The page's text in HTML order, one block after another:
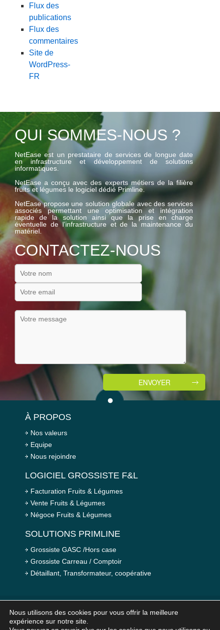
Flux des
publications
Flux des
commentaires
Site de
WordPress-
FR
QUI SOMMES-NOUS ?
NetEase est un prestataire de services de longue date
en infrastructure et développement de solutions
informatiques.
NetEase a conçu avec des experts métiers de la filière
fruits et légumes le logiciel dédié Primline.
NetEase propose une solution globale avec des services
associés permettant une optimisation et intégration
rapide de la solution ainsi que la prise en charge
éventuelle de l’infrastructure et de la maintenance du
matériel.
CONTACTEZ-NOUS
À PROPOS
Nos valeurs
Equipe
Nous rejoindre
LOGICIEL GROSSISTE F&L
Facturation Fruits & Légumes
Vente Fruits & Légumes
Négoce Fruits & Légumes
SOLUTIONS PRIMLINE
Grossiste GASC /Hors case
Grossiste Carreau / Comptoir
Détaillant, Transformateur, coopérative
© 2026 PRIMLINE - Tous droits réservés
-
Plan du site
Nous utilisons des cookies pour vous offrir la meilleure
expérience sur notre site.